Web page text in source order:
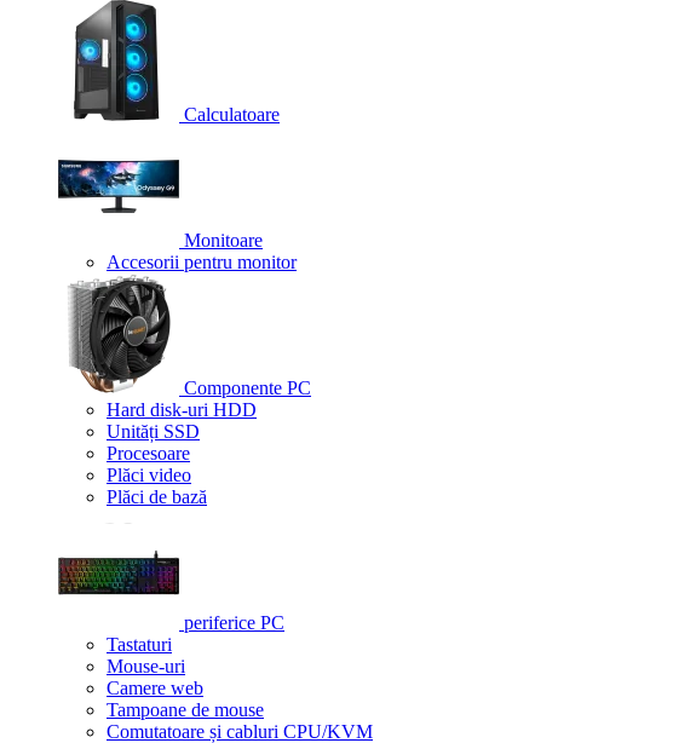
Calculatoare
Monitoare
Accesorii pentru monitor
Componente PC
Hard disk-uri HDD
Unități SSD
Procesoare
Plăci video
Plăci de bază
periferice PC
Tastaturi
Mouse-uri
Camere web
Tampoane de mouse
Comutatoare și cabluri CPU/KVM